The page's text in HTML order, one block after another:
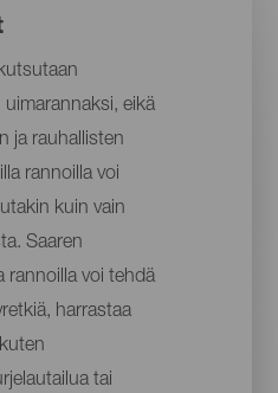
uimarannaksi, eikä
ja rauhallisten
rannoilla voi
kuin vain
Saaren
rannoilla voi tehdä
harrastaa
tai